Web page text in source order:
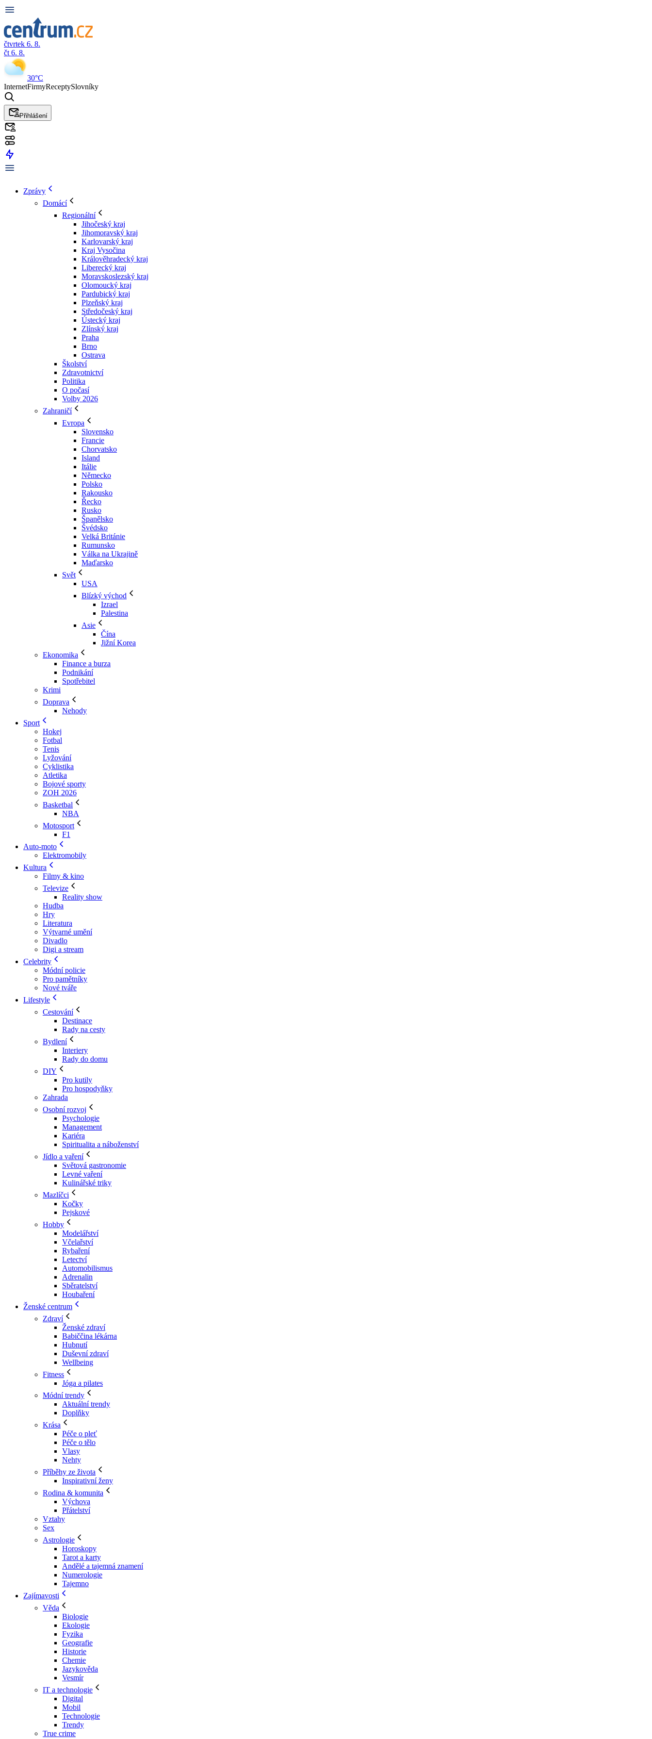
čtvrtek 6. 8.
čt 6. 8.
30°C
InternetFirmyReceptySlovníky
Přihlášení
Zprávy
Domácí
Regionální
Jihočeský kraj
Jihomoravský kraj
Karlovarský kraj
Kraj Vysočina
Králověhradecký kraj
Liberecký kraj
Moravskoslezský kraj
Olomoucký kraj
Pardubický kraj
Plzeňský kraj
Středočeský kraj
Ústecký kraj
Zlínský kraj
Praha
Brno
Ostrava
Školství
Zdravotnictví
Politika
O počasí
Volby 2026
Zahraničí
Evropa
Slovensko
Francie
Chorvatsko
Island
Itálie
Německo
Polsko
Rakousko
Řecko
Rusko
Španělsko
Švédsko
Velká Británie
Rumunsko
Válka na Ukrajině
Maďarsko
Svět
USA
Blízký východ
Izrael
Palestina
Asie
Čína
Jižní Korea
Ekonomika
Finance a burza
Podnikání
Spotřebitel
Krimi
Doprava
Nehody
Sport
Hokej
Fotbal
Tenis
Lyžování
Cyklistika
Atletika
Bojové sporty
ZOH 2026
Basketbal
NBA
Motosport
F1
Auto-moto
Elektromobily
Kultura
Filmy & kino
Televize
Reality show
Hudba
Hry
Literatura
Výtvarné umění
Divadlo
Digi a stream
Celebrity
Módní policie
Pro pamětníky
Nové tváře
Lifestyle
Cestování
Destinace
Rady na cesty
Bydlení
Interiery
Rady do domu
DIY
Pro kutily
Pro hospodyňky
Zahrada
Osobní rozvoj
Psychologie
Management
Kariéra
Spiritualita a náboženství
Jídlo a vaření
Světová gastronomie
Levné vaření
Kulinářské triky
Mazlíčci
Kočky
Pejskové
Hobby
Modelářství
Včelařství
Rybaření
Letectví
Automobilismus
Adrenalin
Sběratelství
Houbaření
Ženské centrum
Zdraví
Ženské zdraví
Babiččina lékárna
Hubnutí
Duševní zdraví
Wellbeing
Fitness
Jóga a pilates
Módní trendy
Aktuální trendy
Doplňky
Krása
Péče o pleť
Péče o tělo
Vlasy
Nehty
Příběhy ze života
Inspirativní ženy
Rodina & komunita
Výchova
Přátelství
Vztahy
Sex
Astrologie
Horoskopy
Tarot a karty
Andělé a tajemná znamení
Numerologie
Tajemno
Zajímavosti
Věda
Biologie
Ekologie
Fyzika
Geografie
Historie
Chemie
Jazykověda
Vesmír
IT a technologie
Digital
Mobil
Technologie
Trendy
True crime